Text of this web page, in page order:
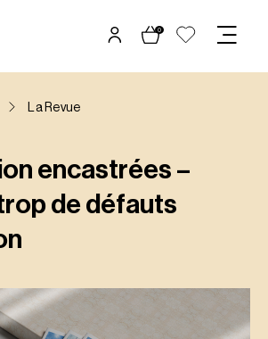
cookies
0
La Revue
encastrées –
de défauts